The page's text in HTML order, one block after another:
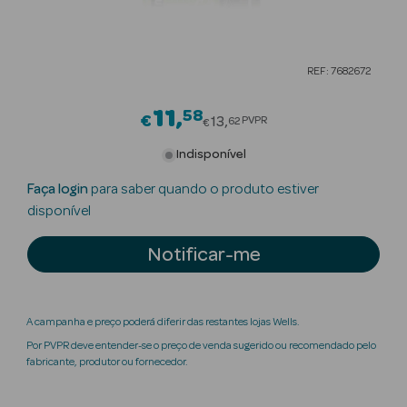
Beauty Season
Beauty Season
Maquilhagem
Beauty Season
Beauty Season
Perfumes
REF: 7682672
€11 58Price reduced from
€13 62 PVPR
Indisponível
Faça login para saber quando o produto estiver
disponível
Notificar-me
A campanha e preço poderá diferir das restantes lojas Wells.
Por PVPR deve entender-se o preço de venda sugerido ou recomendado pelo
fabricante, produtor ou fornecedor.